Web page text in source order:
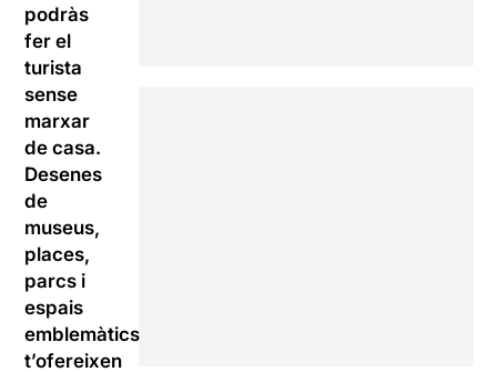
podràs
fer el
turista
sense
marxar
de casa.
Desenes
de
museus,
places,
parcs i
espais
emblemàtics
t’ofereixen